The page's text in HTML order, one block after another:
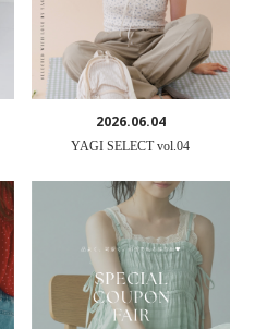
2026.06.04
YAGI SELECT vol.04